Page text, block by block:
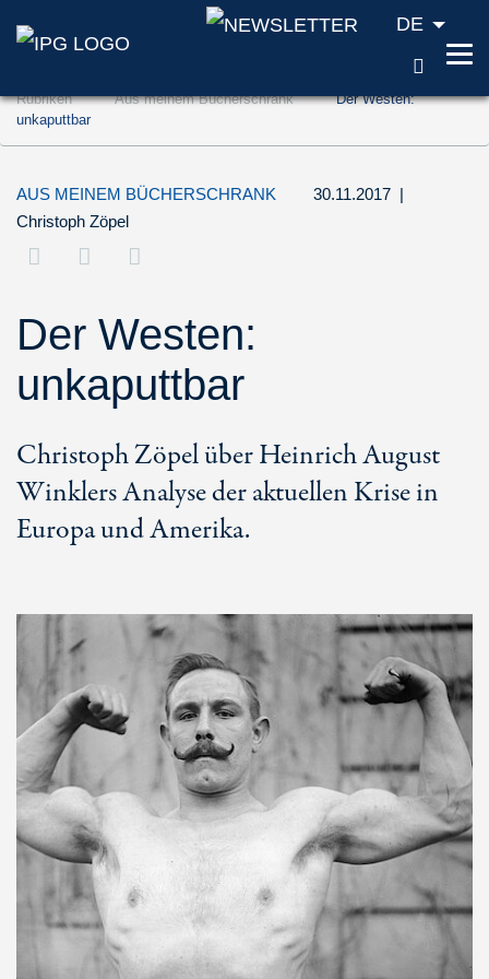
Zum Inhalt springen (Accesskey '1')
Zur Suche springen (Accesskey '2')
DE
Rubriken Aus meinem Bücherschrank
Der Westen:
unkaputtbar
AUS MEINEM BÜCHERSCHRANK 30.11.2017 |
Christoph Zöpel
Der Westen:
unkaputtbar
Christoph Zöpel über Heinrich August
Winklers Analyse der aktuellen Krise in
Europa und Amerika.